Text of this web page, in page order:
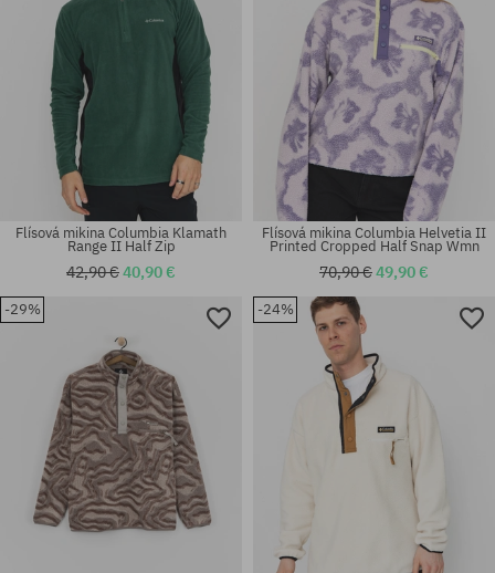
Dostupné veľkosti:
Dostupné veľkosti:
Flísová mikina Columbia Klamath
Range II Half Zip
42,90 €40,90 €
Flísová mikina Columbia Helvetia II
Printed Cropped Half Snap Wmn
70,90 €49,90 €
-29% -24%